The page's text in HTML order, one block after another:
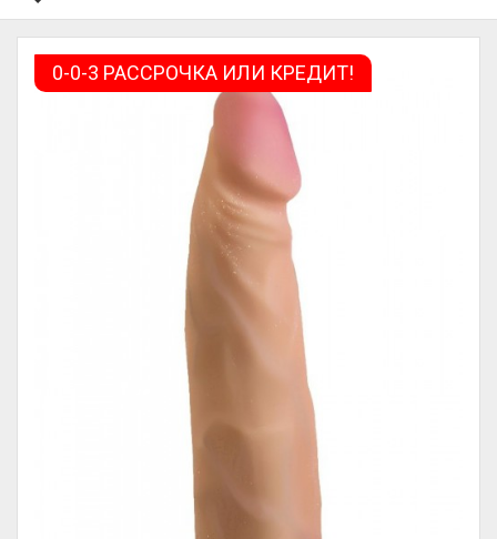
0-0-3 РАССРОЧКА ИЛИ КРЕДИТ!